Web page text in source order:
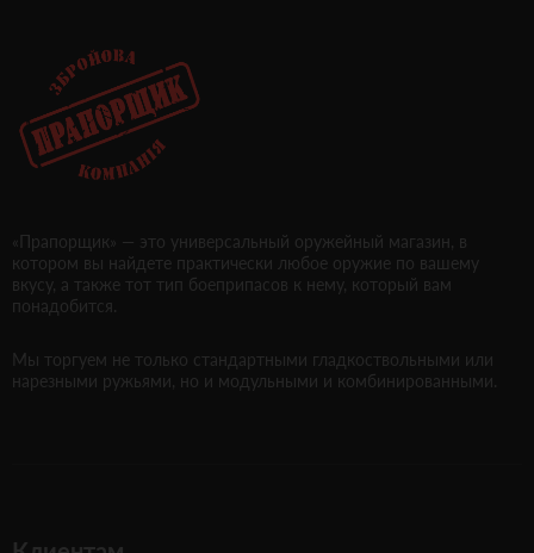
«Прапорщик» — это универсальный оружейный магазин, в
котором вы найдете практически любое оружие по вашему
вкусу, а также тот тип боеприпасов к нему, который вам
понадобится.
Мы торгуем не только стандартными гладкоствольными или
нарезными ружьями, но и модульными и комбинированными.